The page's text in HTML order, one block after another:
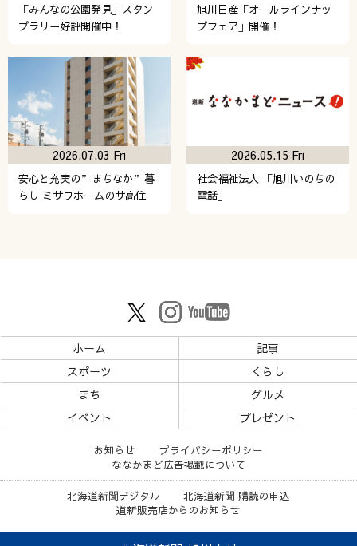
「みんなの公園発見」スタン
プラリー好評開催中！
旭川日産「オールラインナッ
プフェア」開催！
安心と充実の”まちなか”暮
らし ミサワホームのサ高住
2026.07.03 Fri
社会福祉法人 「旭川いのちの
電話」
2026.05.15 Fri
ホーム
記事
スポーツ
くらし
まち
グルメ
イベント
プレゼント
お知らせ
プライバシーポリシー
ななかまど広告掲載について
北海道新聞デジタル
北海道新聞 購読の申込
道新販売店からのお知らせ